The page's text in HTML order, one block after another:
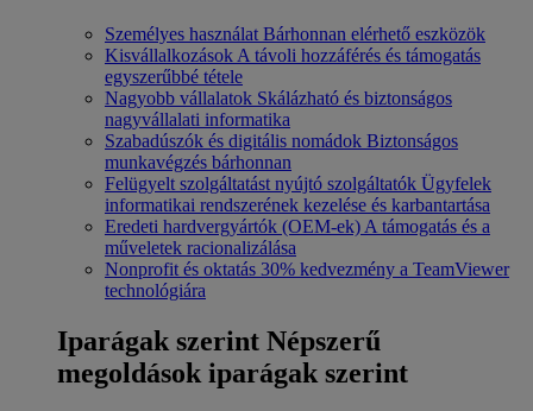
Személyes használat Bárhonnan elérhető eszközök
Kisvállalkozások A távoli hozzáférés és támogatás
egyszerűbbé tétele
Nagyobb vállalatok Skálázható és biztonságos
nagyvállalati informatika
Szabadúszók és digitális nomádok Biztonságos
munkavégzés bárhonnan
Felügyelt szolgáltatást nyújtó szolgáltatók Ügyfelek
informatikai rendszerének kezelése és karbantartása
Eredeti hardvergyártók (OEM-ek) A támogatás és a
műveletek racionalizálása
Nonprofit és oktatás 30% kedvezmény a TeamViewer
technológiára
Iparágak szerint Népszerű
megoldások iparágak szerint